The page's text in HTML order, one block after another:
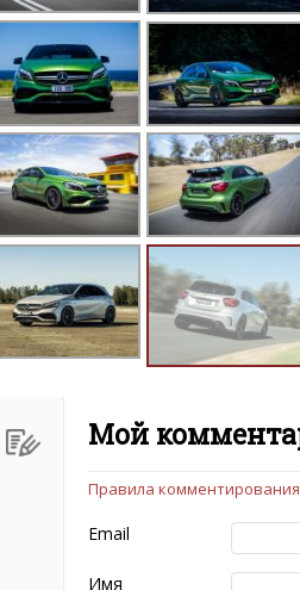
Мой
Чтобы ваш комментарий
следующих правил:
Комментарий не
эмоциональных
Правила комментирования
Email
Имя